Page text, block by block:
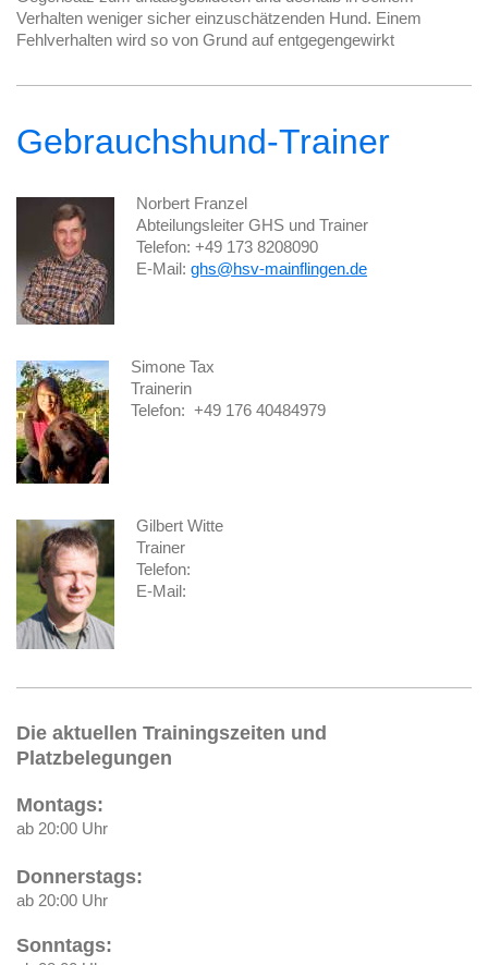
Verhalten weniger sicher einzuschätzenden Hund. Einem
Fehlverhalten wird so von Grund auf entgegengewirkt
Gebrauchshund-Trainer
Norbert Franzel
Abteilungsleiter GHS und Trainer
Telefon: +49 173 8208090
E-Mail: ghs@hsv-mainflingen.de
Simone Tax
Trainerin
Telefon: +49 176 40484979
Gilbert Witte
Trainer
Telefon:
E-Mail:
Die aktuellen Trainingszeiten und
Platzbelegungen
Montags:
ab 20:00 Uhr
Donnerstags:
ab 20:00 Uhr
Sonntags: